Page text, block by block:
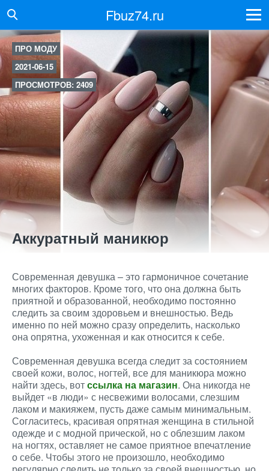
Fbuz74.ru
ПРО МОДУ
2021-06-15
ПРОСМОТРОВ: 2409
Аккуратный маникюр
Современная девушка – это гармоничное сочетание
многих факторов. Кроме того, что она должна быть
приятной и образованной, необходимо постоянно
следить за своим здоровьем и внешностью. Ведь
именно по ней можно сразу определить, насколько
она опрятна, ухоженная и как относится к себе.
Современная девушка всегда следит за состоянием
своей кожи, волос, ногтей, все для маникюра можно
найти здесь, вотссылка на магазин. Она никогда не
выйдет «в люди» с несвежими волосами, слезшим
лаком и макияжем, пусть даже самым минимальным.
Согласитесь, красивая опрятная женщина в стильной
одежде и с модной прической, но с облезшим лаком
на ногтях, оставляет не самое приятное впечатление
о себе. Чтобы этого не произошло, необходимо